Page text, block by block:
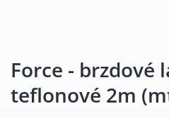
Force - brzdové
teflonové 2m